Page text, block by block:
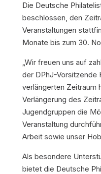
Die Deutsche
beschlossen, den
Veranstaltungen
Monate bis zum 30.
„Wir freuen uns auf
der DPhJ-Vorsitzende
verlängerten Zeitraum
Verlängerung des
Jugendgruppen die
Veranstaltung
Arbeit sowie unser
Als besondere
bietet die Deutsche